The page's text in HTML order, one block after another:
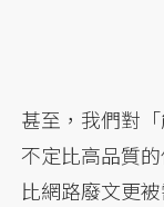
甚至，我們對
不定比高品質
比網路廢文更